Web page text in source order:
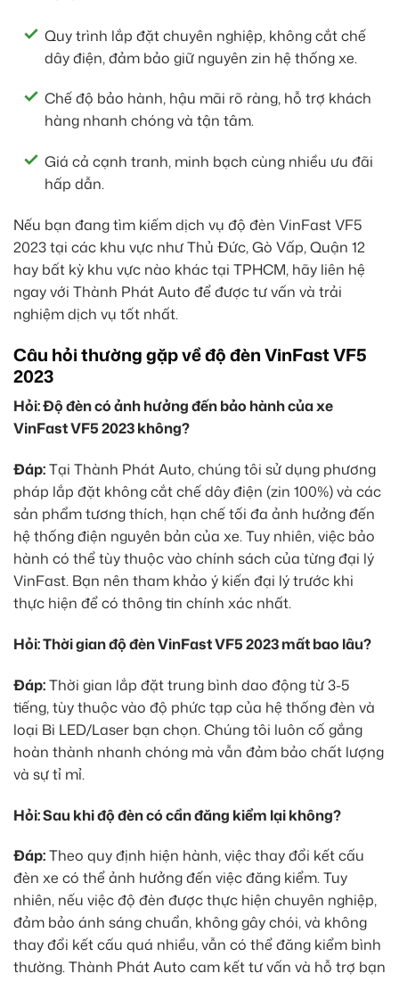
Quy trình lắp đặt chuyên nghiệp, không cắt chế
dây điện, đảm bảo giữ nguyên zin hệ thống xe.
Chế độ bảo hành, hậu mãi rõ ràng, hỗ trợ khách
hàng nhanh chóng và tận tâm.
Giá cả cạnh tranh, minh bạch cùng nhiều ưu đãi
hấp dẫn.
Nếu bạn đang tìm kiếm dịch vụ độ đèn VinFast VF5
2023 tại các khu vực như Thủ Đức, Gò Vấp, Quận 12
hay bất kỳ khu vực nào khác tại TPHCM, hãy liên hệ
ngay với Thành Phát Auto để được tư vấn và trải
nghiệm dịch vụ tốt nhất.
Câu hỏi thường gặp về độ đèn VinFast VF5
2023
Hỏi: Độ đèn có ảnh hưởng đến bảo hành của xe
VinFast VF5 2023 không?
Đáp:Tại Thành Phát Auto, chúng tôi sử dụng phương
pháp lắp đặt không cắt chế dây điện (zin 100%) và các
sản phẩm tương thích, hạn chế tối đa ảnh hưởng đến
hệ thống điện nguyên bản của xe. Tuy nhiên, việc bảo
hành có thể tùy thuộc vào chính sách của từng đại lý
VinFast. Bạn nên tham khảo ý kiến đại lý trước khi
thực hiện để có thông tin chính xác nhất.
Hỏi: Thời gian độ đèn VinFast VF5 2023 mất bao lâu?
Đáp:Thời gian lắp đặt trung bình dao động từ 3-5
tiếng, tùy thuộc vào độ phức tạp của hệ thống đèn và
loại Bi LED/Laser bạn chọn. Chúng tôi luôn cố gắng
hoàn thành nhanh chóng mà vẫn đảm bảo chất lượng
và sự tỉ mỉ.
Hỏi: Sau khi độ đèn có cần đăng kiểm lại không?
Đáp:Theo quy định hiện hành, việc thay đổi kết cấu
đèn xe có thể ảnh hưởng đến việc đăng kiểm. Tuy
nhiên, nếu việc độ đèn được thực hiện chuyên nghiệp,
đảm bảo ánh sáng chuẩn, không gây chói, và không
thay đổi kết cấu quá nhiều, vẫn có thể đăng kiểm bình
thường. Thành Phát Auto cam kết tư vấn và hỗ trợ bạn